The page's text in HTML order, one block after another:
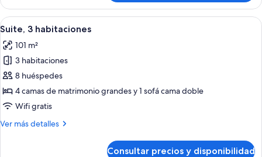
2
habitaciones
Abrir
todas
las
fotos
de
Suite,
3
Una cocina moderna con una isla
6
Suite, 3 habitaciones
101 m²
3 habitaciones
8 huéspedes
4 camas de matrimonio grandes y 1 sofá cama doble
Wifi gratis
Ver más detalles
Más
Consultar precios y disponibilidad